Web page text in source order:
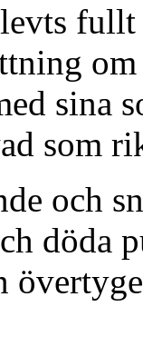
fullt
sina
som
och
döda